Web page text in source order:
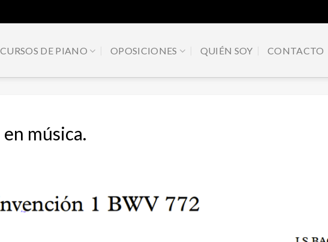
CURSOS DE PIANO OPOSICIONES QUIÉN SOY CONTACTO
música.